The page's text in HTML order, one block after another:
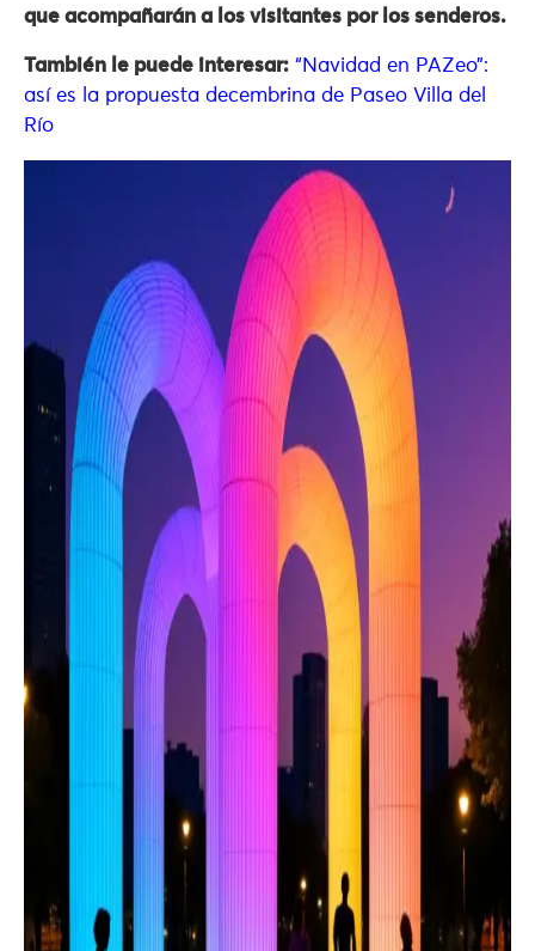
que acompañarán a los visitantes por los senderos.
También le puede interesar: “Navidad en PAZeo”:
así es la propuesta decembrina de Paseo Villa del
Río